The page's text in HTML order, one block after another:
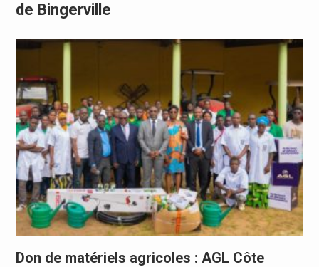
de Bingerville
Don de matériels agricoles : AGL Côte